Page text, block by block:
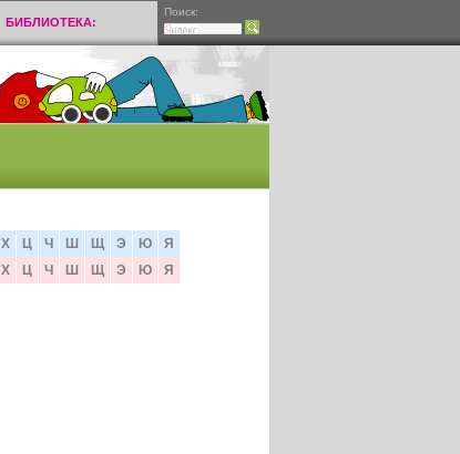
БИБЛИОТЕКА:
Поиск:
Х Ц Ч Ш Щ Э Ю Я
Х Ц Ч Ш Щ Э Ю Я